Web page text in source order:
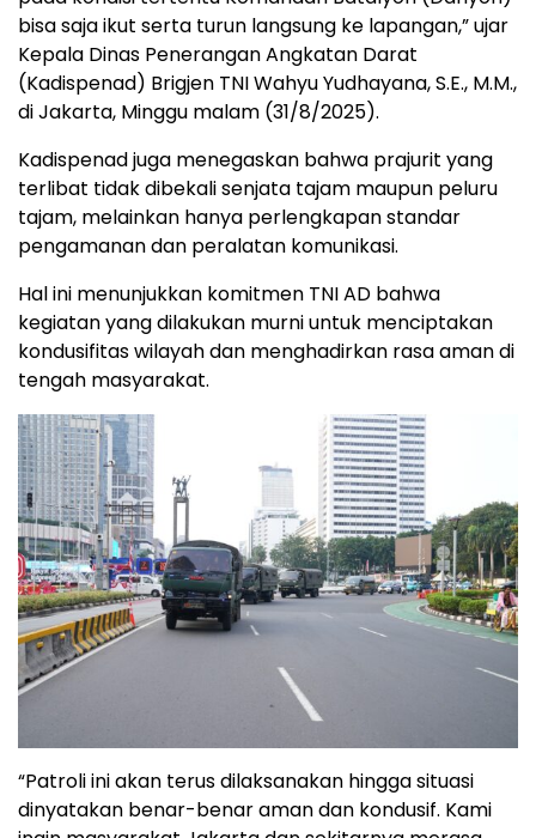
bisa saja ikut serta turun langsung ke lapangan,” ujar
Kepala Dinas Penerangan Angkatan Darat
(Kadispenad) Brigjen TNI Wahyu Yudhayana, S.E., M.M.,
di Jakarta, Minggu malam (31/8/2025).
Kadispenad juga menegaskan bahwa prajurit yang
terlibat tidak dibekali senjata tajam maupun peluru
tajam, melainkan hanya perlengkapan standar
pengamanan dan peralatan komunikasi.
Hal ini menunjukkan komitmen TNI AD bahwa
kegiatan yang dilakukan murni untuk menciptakan
kondusifitas wilayah dan menghadirkan rasa aman di
tengah masyarakat.
“Patroli ini akan terus dilaksanakan hingga situasi
dinyatakan benar-benar aman dan kondusif. Kami